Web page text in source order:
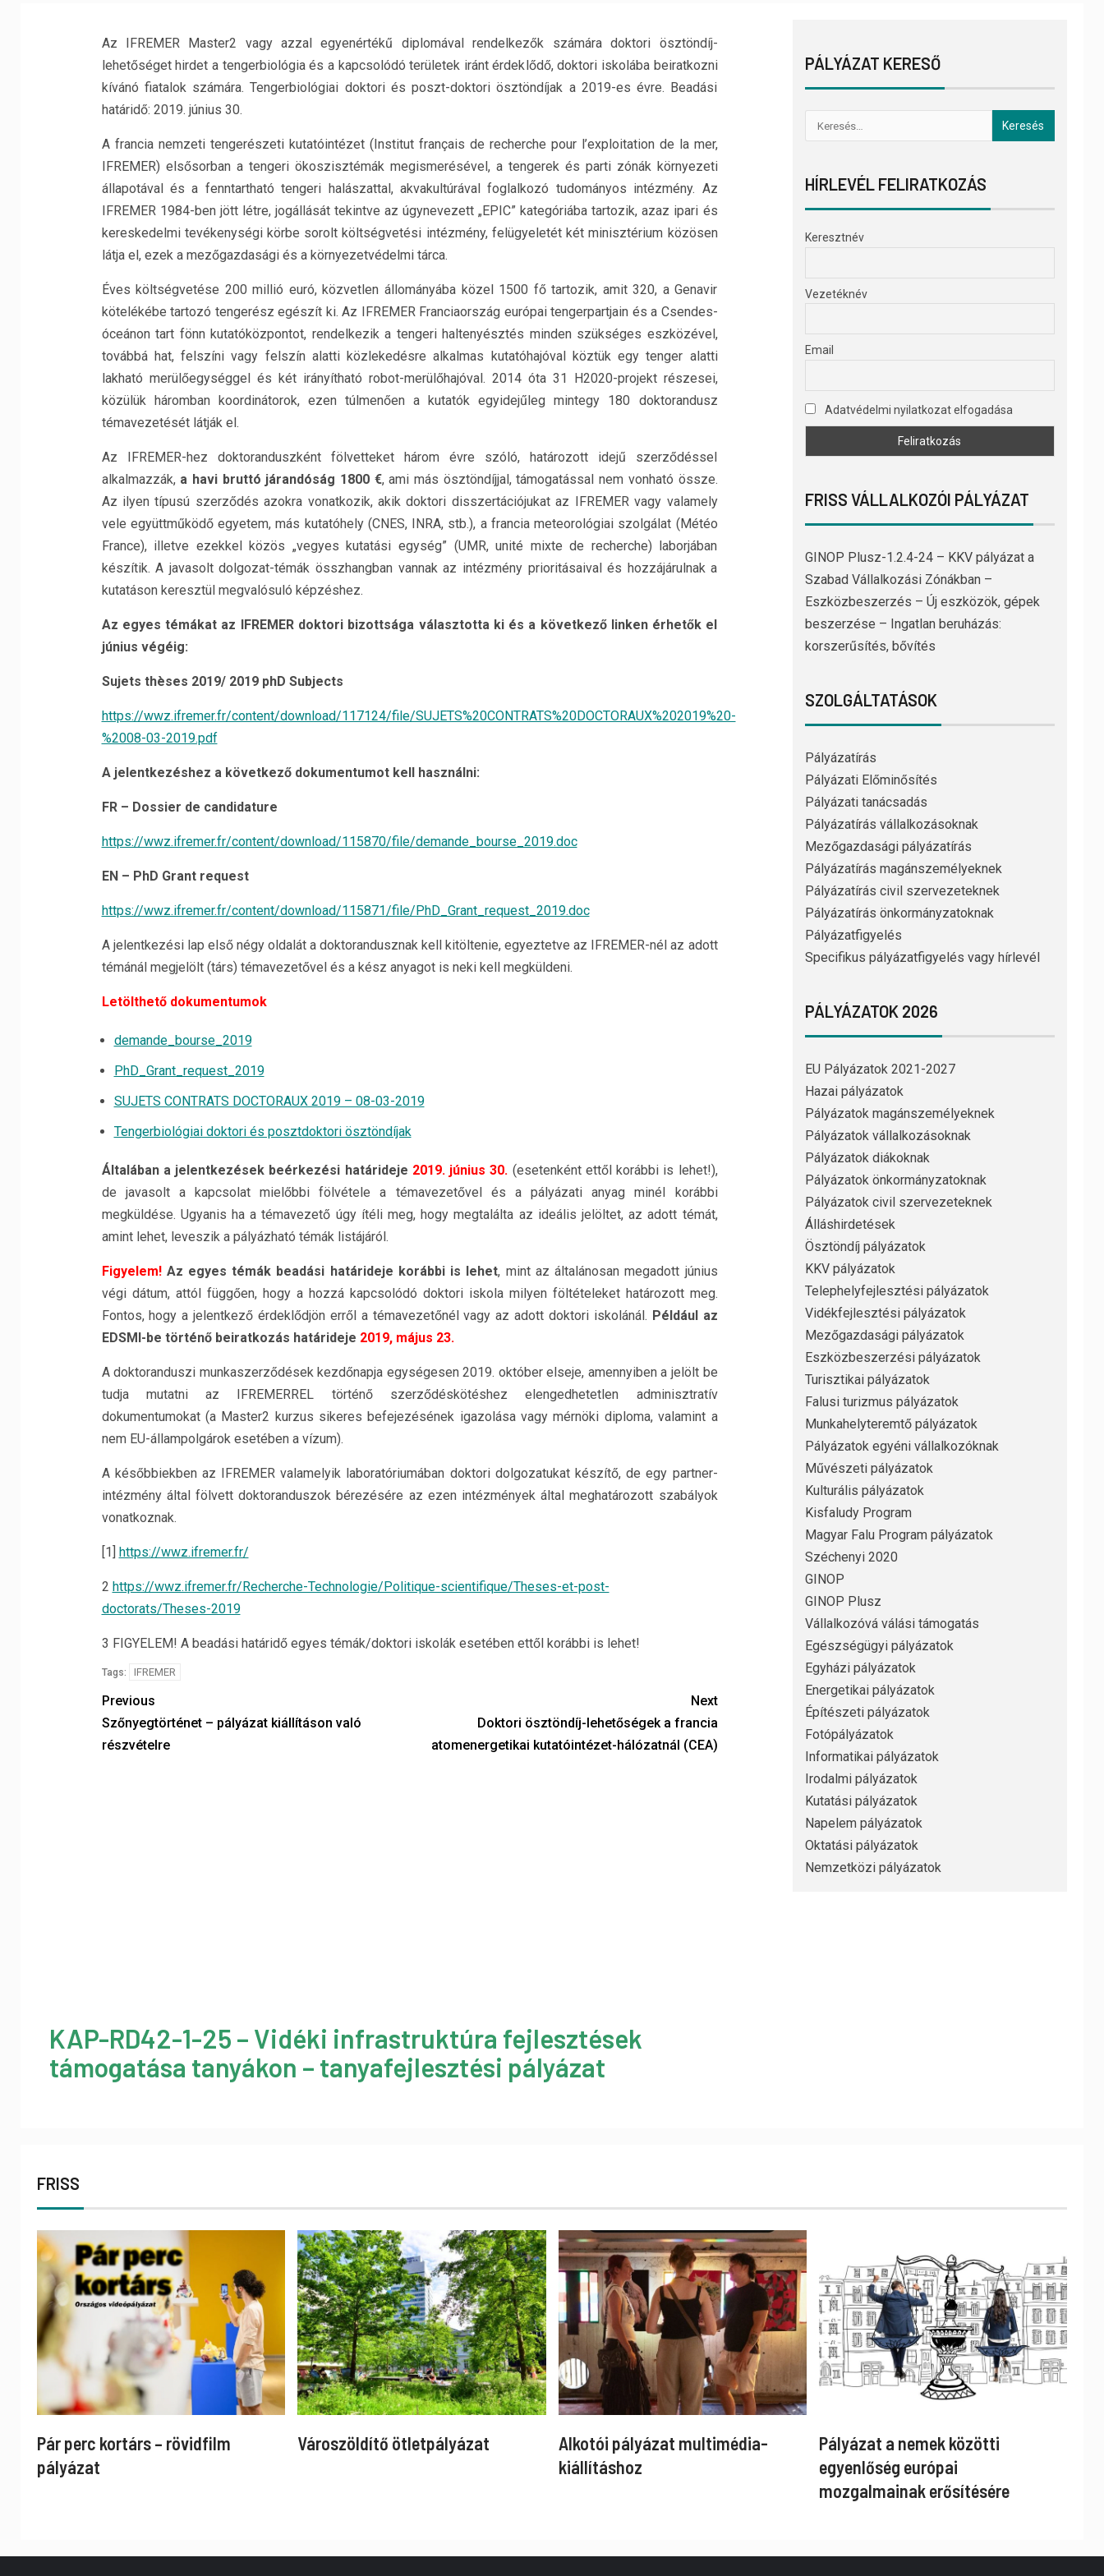
Az IFREMER Master2 vagy azzal egyenértékű diplomával rendelkezők számára doktori ösztöndíj-
lehetőséget hirdet a tengerbiológia és a kapcsolódó területek iránt érdeklődő, doktori iskolába beiratkozni
kívánó fiatalok számára. Tengerbiológiai doktori és poszt-doktori ösztöndíjak a 2019-es évre. Beadási
határidő: 2019. június 30.
A francia nemzeti tengerészeti kutatóintézet (Institut français de recherche pour l’exploitation de la mer,
IFREMER) elsősorban a tengeri ökoszisztémák megismerésével, a tengerek és parti zónák környezeti
állapotával és a fenntartható tengeri halászattal, akvakultúrával foglalkozó tudományos intézmény. Az
IFREMER 1984-ben jött létre, jogállását tekintve az úgynevezett „EPIC” kategóriába tartozik, azaz ipari és
kereskedelmi tevékenységi körbe sorolt költségvetési intézmény, felügyeletét két minisztérium közösen
látja el, ezek a mezőgazdasági és a környezetvédelmi tárca.
Éves költségvetése 200 millió euró, közvetlen állományába közel 1500 fő tartozik, amit 320, a Genavir
kötelékébe tartozó tengerész egészít ki. Az IFREMER Franciaország európai tengerpartjain és a Csendes-
óceánon tart fönn kutatóközpontot, rendelkezik a tengeri haltenyésztés minden szükséges eszközével,
továbbá hat, felszíni vagy felszín alatti közlekedésre alkalmas kutatóhajóval köztük egy tenger alatti
lakható merülőegységgel és két irányítható robot-merülőhajóval. 2014 óta 31 H2020-projekt részesei,
közülük háromban koordinátorok, ezen túlmenően a kutatók egyidejűleg mintegy 180 doktorandusz
témavezetését látják el.
Az IFREMER-hez doktoranduszként fölvetteket három évre szóló, határozott idejű szerződéssel
alkalmazzák, a havi bruttó járandóság 1800 €, ami más ösztöndíjjal, támogatással nem vonható össze.
Az ilyen típusú szerződés azokra vonatkozik, akik doktori disszertációjukat az IFREMER vagy valamely
vele együttműködő egyetem, más kutatóhely (CNES, INRA, stb.), a francia meteorológiai szolgálat (Météo
France), illetve ezekkel közös „vegyes kutatási egység” (UMR, unité mixte de recherche) laborjában
készítik. A javasolt dolgozat-témák összhangban vannak az intézmény prioritásaival és hozzájárulnak a
kutatáson keresztül megvalósuló képzéshez.
Az egyes témákat az IFREMER doktori bizottsága választotta ki és a következő linken érhetők el
június végéig:
Sujets thèses 2019/ 2019 phD Subjects
https://wwz.ifremer.fr/content/download/117124/file/SUJETS%20CONTRATS%20DOCTORAUX%202019%20-
%2008-03-2019.pdf
A jelentkezéshez a következő dokumentumot kell használni:
FR – Dossier de candidature
https://wwz.ifremer.fr/content/download/115870/file/demande_bourse_2019.doc
EN – PhD Grant request
https://wwz.ifremer.fr/content/download/115871/file/PhD_Grant_request_2019.doc
A jelentkezési lap első négy oldalát a doktorandusznak kell kitöltenie, egyeztetve az IFREMER-nél az adott
témánál megjelölt (társ) témavezetővel és a kész anyagot is neki kell megküldeni.
Letölthető dokumentumok
demande_bourse_2019
PhD_Grant_request_2019
SUJETS CONTRATS DOCTORAUX 2019 – 08-03-2019
Tengerbiológiai doktori és posztdoktori ösztöndíjak
Általában a jelentkezések beérkezési határideje 2019. június 30. (esetenként ettől korábbi is lehet!),
de javasolt a kapcsolat mielőbbi fölvétele a témavezetővel és a pályázati anyag minél korábbi
megküldése. Ugyanis ha a témavezető úgy ítéli meg, hogy megtalálta az ideális jelöltet, az adott témát,
amint lehet, leveszik a pályázható témák listájáról.
Figyelem!Az egyes témák beadási határideje korábbi is lehet, mint az általánosan megadott június
végi dátum, attól függően, hogy a hozzá kapcsolódó doktori iskola milyen föltételeket határozott meg.
Fontos, hogy a jelentkező érdeklődjön erről a témavezetőnél vagy az adott doktori iskolánál. Például az
EDSMI-be történő beiratkozás határideje 2019, május 23.
A doktoranduszi munkaszerződések kezdőnapja egységesen 2019. október elseje, amennyiben a jelölt be
tudja mutatni az IFREMERREL történő szerződéskötéshez elengedhetetlen adminisztratív
dokumentumokat (a Master2 kurzus sikeres befejezésének igazolása vagy mérnöki diploma, valamint a
nem EU-állampolgárok esetében a vízum).
A későbbiekben az IFREMER valamelyik laboratóriumában doktori dolgozatukat készítő, de egy partner-
intézmény által fölvett doktoranduszok bérezésére az ezen intézmények által meghatározott szabályok
vonatkoznak.
[1] https://wwz.ifremer.fr/
2 https://wwz.ifremer.fr/Recherche-Technologie/Politique-scientifique/Theses-et-post-
doctorats/Theses-2019
3 FIGYELEM! A beadási határidő egyes témák/doktori iskolák esetében ettől korábbi is lehet!
Tags: IFREMER
Previous
Szőnyegtörténet – pályázat kiállításon való
részvételre
Next
Doktori ösztöndíj-lehetőségek a francia
atomenergetikai kutatóintézet-hálózatnál (CEA)
KAP-RD42-1-25 – Vidéki infrastruktúra fejlesztések
támogatása tanyákon – tanyafejlesztési pályázat
PÁLYÁZAT KERESŐ
HÍRLEVÉL FELIRATKOZÁS
Keresztnév
Vezetéknév
Email
Adatvédelmi nyilatkozat elfogadása
FRISS VÁLLALKOZÓI PÁLYÁZAT
GINOP Plusz-1.2.4-24 – KKV pályázat a
Szabad Vállalkozási Zónákban –
Eszközbeszerzés – Új eszközök, gépek
beszerzése – Ingatlan beruházás:
korszerűsítés, bővítés
SZOLGÁLTATÁSOK
Pályázatírás
Pályázati Előminősítés
Pályázati tanácsadás
Pályázatírás vállalkozásoknak
Mezőgazdasági pályázatírás
Pályázatírás magánszemélyeknek
Pályázatírás civil szervezeteknek
Pályázatírás önkormányzatoknak
Pályázatfigyelés
Specifikus pályázatfigyelés vagy hírlevél
PÁLYÁZATOK 2026
EU Pályázatok 2021-2027
Hazai pályázatok
Pályázatok magánszemélyeknek
Pályázatok vállalkozásoknak
Pályázatok diákoknak
Pályázatok önkormányzatoknak
Pályázatok civil szervezeteknek
Álláshirdetések
Ösztöndíj pályázatok
KKV pályázatok
Telephelyfejlesztési pályázatok
Vidékfejlesztési pályázatok
Mezőgazdasági pályázatok
Eszközbeszerzési pályázatok
Turisztikai pályázatok
Falusi turizmus pályázatok
Munkahelyteremtő pályázatok
Pályázatok egyéni vállalkozóknak
Művészeti pályázatok
Kulturális pályázatok
Kisfaludy Program
Magyar Falu Program pályázatok
Széchenyi 2020
GINOP
GINOP Plusz
Vállalkozóvá válási támogatás
Egészségügyi pályázatok
Egyházi pályázatok
Energetikai pályázatok
Építészeti pályázatok
Fotópályázatok
Informatikai pályázatok
Irodalmi pályázatok
Kutatási pályázatok
Napelem pályázatok
Oktatási pályázatok
Nemzetközi pályázatok
FRISS
Pár perc kortárs – rövidfilm
pályázat
Városzöldítő ötletpályázat
Alkotói pályázat multimédia-
kiállításhoz
Pályázat a nemek közötti
egyenlőség európai
mozgalmainak erősítésére